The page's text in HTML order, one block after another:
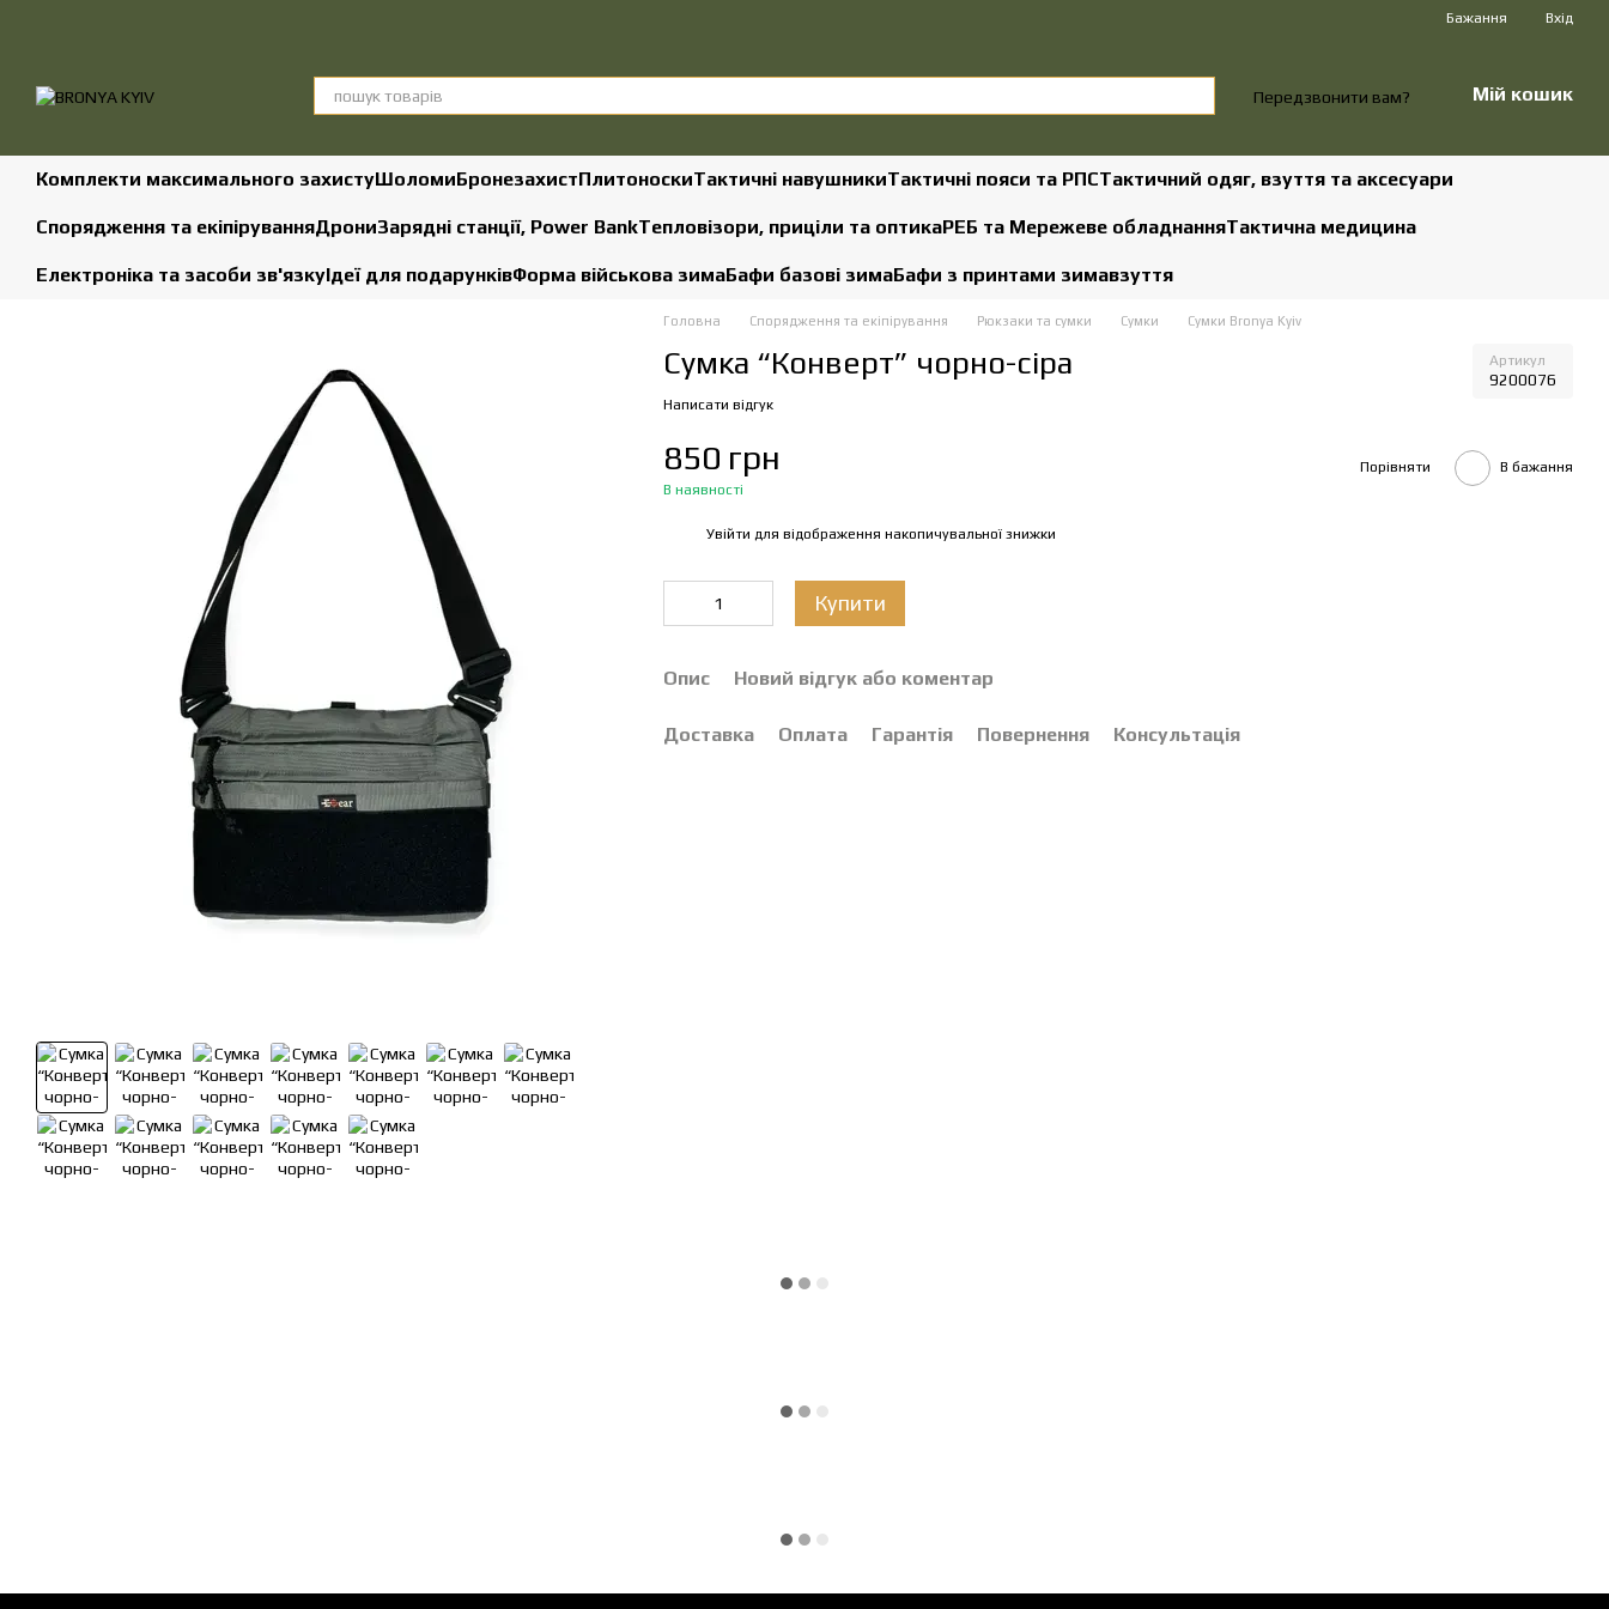
Бажання Вхід
Передзвонити вам? Мій кошик
Комплекти максимального захистуШоломиБронезахистПлитоноскиТактичні навушникиТактичні пояси та РПСТактичний одяг, взуття та аксесуари
Спорядження та екіпіруванняДрониЗарядні станції, Power BankТепловізори, приціли та оптикаРЕБ та Мережеве обладнанняТактична медицина
Електроніка та засоби зв'язкуІдеї для подарунківФорма військова зимаБафи базові зимаБафи з принтами зимавзуття
Головна Спорядження та екіпірування Рюкзаки та сумки Сумки Сумки Bronya Kyiv
Сумка “Конверт” чорно-сіра Артикул
9200076
Написати відгук
850 грн
В наявності
Порівняти В бажання
Увійти для відображення накопичувальної знижки
Купити
Опис Новий відгук або коментар
Доставка Оплата Гарантія Повернення Консультація